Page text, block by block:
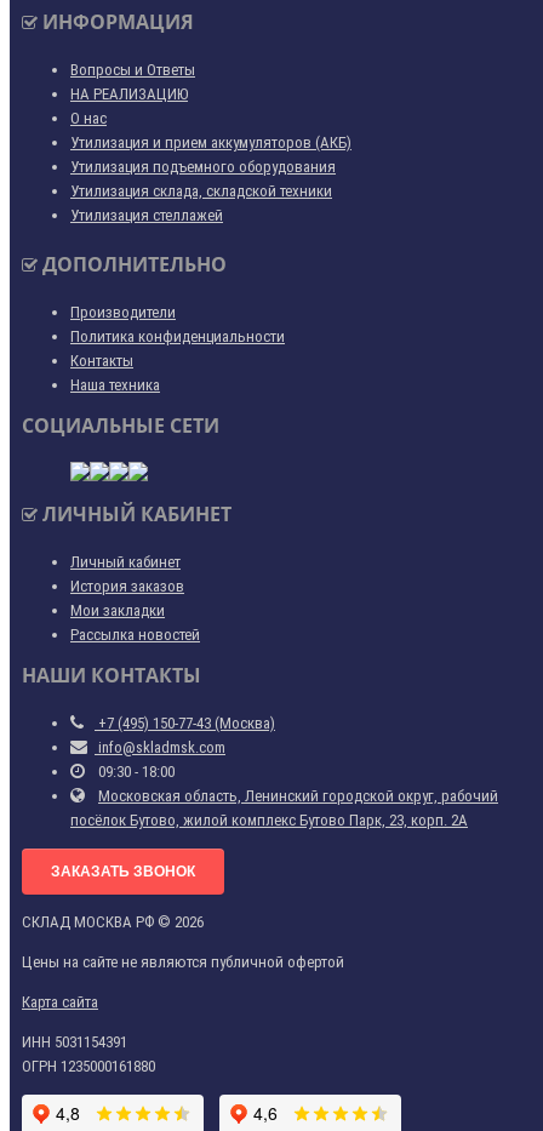
ИНФОРМАЦИЯ
Вопросы и Ответы
НА РЕАЛИЗАЦИЮ
О нас
Утилизация и прием аккумуляторов (АКБ)
Утилизация подъемного оборудования
Утилизация склада, складской техники
Утилизация стеллажей
ДОПОЛНИТЕЛЬНО
Производители
Политика конфиденциальности
Контакты
Наша техника
СОЦИАЛЬНЫЕ СЕТИ
ЛИЧНЫЙ КАБИНЕТ
Личный кабинет
История заказов
Мои закладки
Рассылка новостей
НАШИ КОНТАКТЫ
+7 (495) 150-77-43 (Москва)
info@skladmsk.com
09:30 - 18:00
Московская область, Ленинский городской округ, рабочий
посёлок Бутово, жилой комплекс Бутово Парк, 23, корп. 2А
ЗАКАЗАТЬ ЗВОНОК
СКЛАД МОСКВА РФ © 2026
Цены на сайте не являются публичной офертой
Карта сайта
ИНН 5031154391
ОГРН 1235000161880